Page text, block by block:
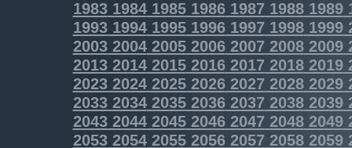
19831984198519861987 19881989
19931994199519961997 19981999
20032004200520062007 20082009
20132014201520162017 20182019
2023202420252026202720282029
20332034203520362037 20382039
20432044204520462047 20482049
20532054205520562057 20582059